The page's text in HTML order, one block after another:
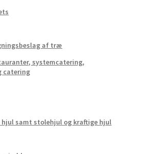
af træ
systemcatering,
catering
hjul samt stolehjul og kraftige hjul